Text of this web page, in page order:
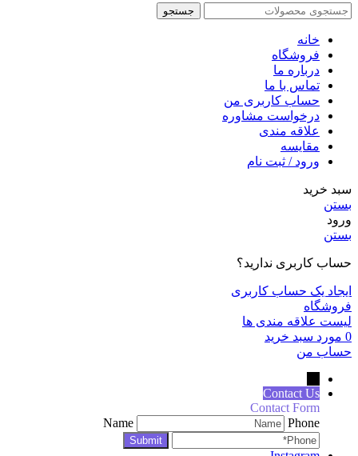
جستجو
خانه
فروشگاه
درباره ما
تماس با ما
حساب کاربری من
درخواست مشاوره
علاقه مندی
مقايسه
ورود / ثبت نام
سبد خرید
بستن
ورود
بستن
حساب کاربری ندارید؟
ایجاد یک حساب کاربری
فروشگاه
لیست علاقه مندی ها
0 مورد سبد خرید
حساب من
Contact Us
Contact Form
Name
Phone